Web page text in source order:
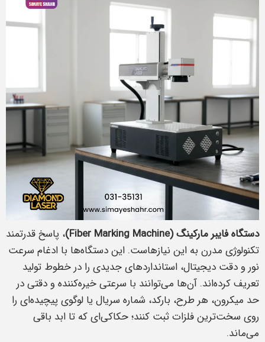
دستگاه فایبر مارکینگ (Fiber Marking Machine)
، پاسخ قدرتمند
تکنولوژی مدرن به این نیازهاست. این دستگاه‌ها با ادغام سرعت
نور و دقت دیجیتال، استانداردهای جدیدی را در خطوط تولید
تعریف کرده‌اند. آن‌ها می‌توانند با سرعتی خیره‌کننده و دقتی در
حد میکرون، هر طرح، بارکد، شماره سریال یا لوگوی پیچیده‌ای را
روی سخت‌ترین فلزات ثبت کنند؛ حکاکی‌ای که تا ابد باقی
می‌ماند.